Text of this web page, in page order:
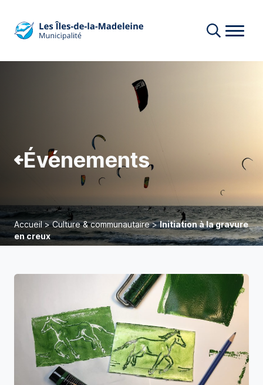
Événements
Accueil>Culture & communautaire>Initiation à la gravure
en creux